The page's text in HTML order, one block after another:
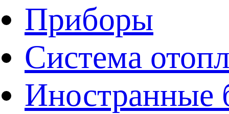
Приборы
Система
Иностранные